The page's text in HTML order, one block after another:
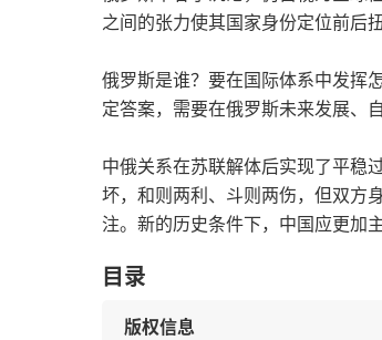
之间的张力使其国家身份定位前后
俄罗斯是谁？要在国际体系中发挥
定答案，需要在俄罗斯未来发展、
中俄关系在苏联解体后实现了平稳
坏，和则两利、斗则两伤，但双方
注。新的历史条件下，中国应更加
目录
版权信息